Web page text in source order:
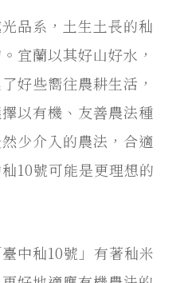
品系，土生土長的秈
宜蘭以其好山好水，
好些嚮往農耕生活，
以有機、友善農法種
少介入的農法，合適
10號可能是更理想的
中秈10號」有著秈米